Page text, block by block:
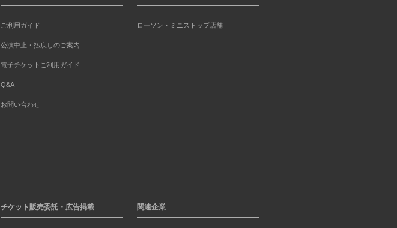
ご利用ガイド
公演中止・払戻しのご案内
電子チケットご利用ガイド
Q&A
お問い合わせ
ローソン・ミニストップ店舗
チケット販売委託・広告掲載 関連企業